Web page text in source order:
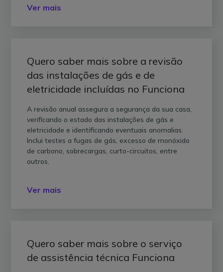
Ver mais
Quero saber mais sobre a revisão
das instalações de gás e de
eletricidade incluídas no Funciona
A revisão anual assegura a segurança da sua casa,
verificando o estado das instalações de gás e
eletricidade e identificando eventuais anomalias.
Inclui testes a fugas de gás, excesso de monóxido
de carbono, sobrecargas, curto-circuitos, entre
outros.
Ver mais
Quero saber mais sobre o serviço
de assistência técnica Funciona